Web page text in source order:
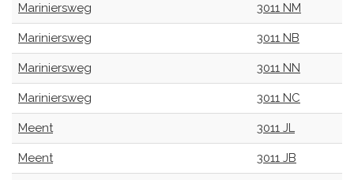
Mariniersweg 3011 NM
Mariniersweg 3011 NB
Mariniersweg 3011 NN
Mariniersweg 3011 NC
Meent 3011 JL
Meent 3011 JB